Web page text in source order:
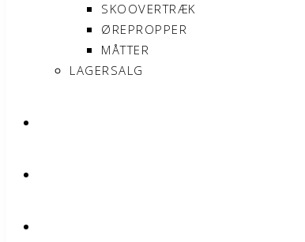
SKOOVERTRÆK
ØREPROPPER
MÅTTER
LAGERSALG